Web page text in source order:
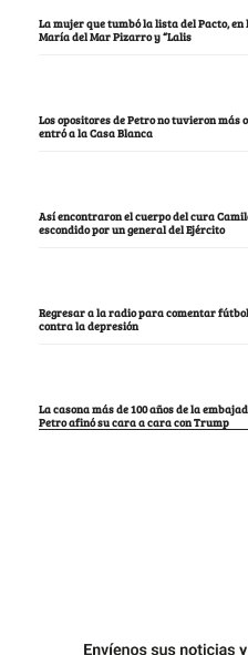
La mujer que tumbó la lista del Pacto,
María del Mar Pizarro y “Lalis
Los opositores de Petro no tuvieron
entró a la Casa Blanca
Así encontraron el cuerpo del cura
escondido por un general del Ejército
Regresar a la radio para comentar
contra la depresión
La casona más de 100 años de la
Petro afinó su cara a cara con Trump